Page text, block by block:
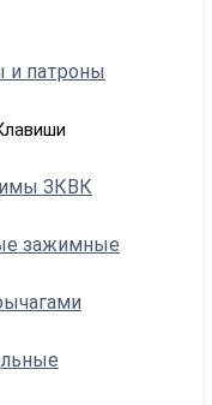
и патроны
ЗКВК
зажимные